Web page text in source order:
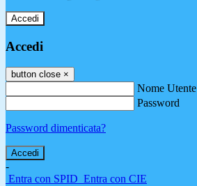
Accedi
Accedi
button close ×
Nome Utente
Password
Password dimenticata?
-
Entra con SPID Entra con CIE